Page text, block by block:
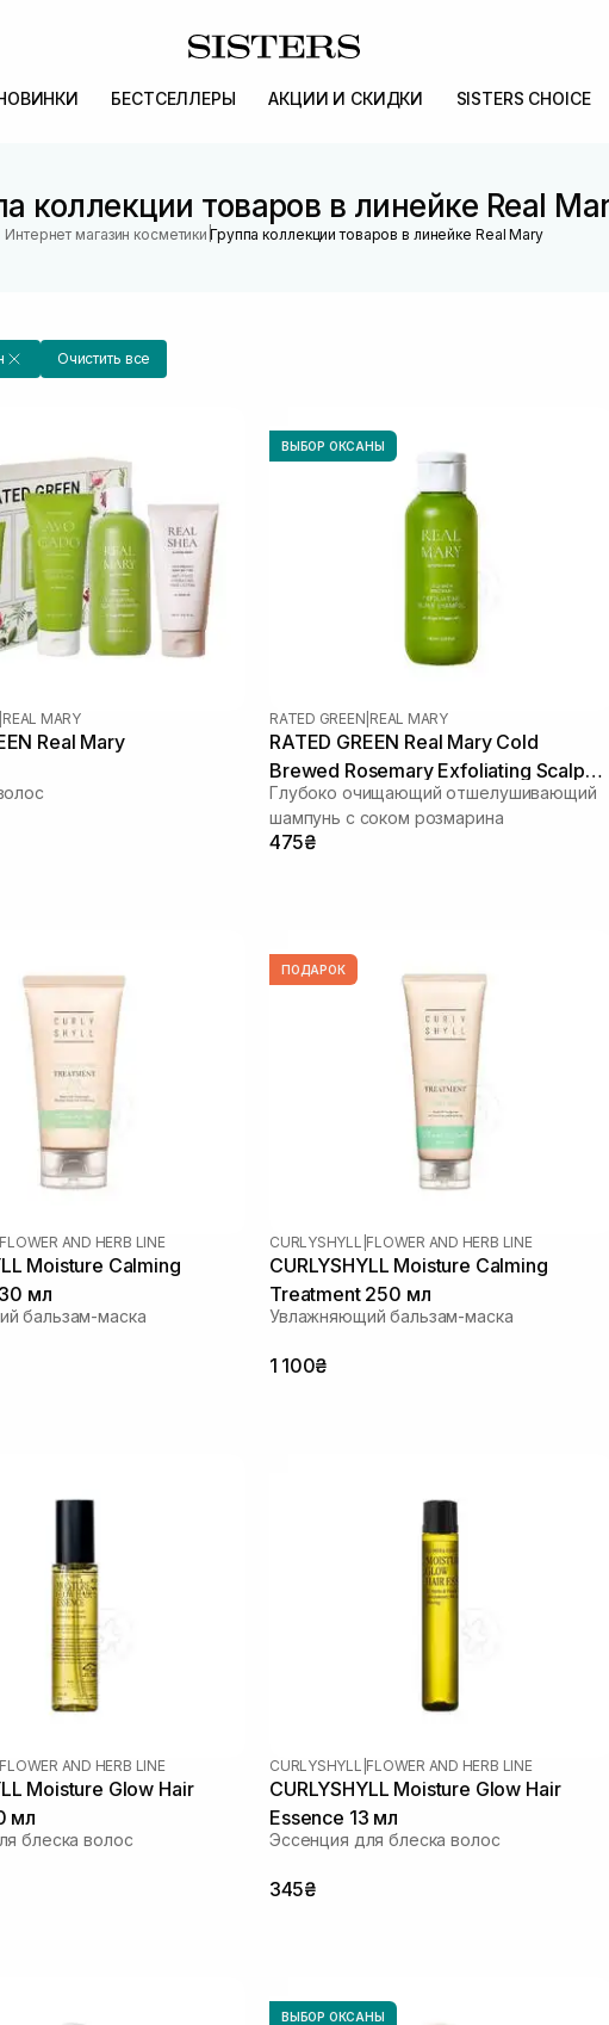
БЕСТСЕЛЛЕРЫ АКЦИИ И СКИДКИ SISTERS CHOICE
коллекции товаров в линейке Real
Интернет магазин косметики |Группа коллекции товаров в линейке Real Mary
Очистить все
REAL MARY
Real Mary
ВЫБОР ОКСАНЫ
RATED GREEN REAL MARY
RATED GREEN Real Mary Cold
Brewed Rosemary Exfoliating Scalp
Shampoo 100 мл
Глубоко очищающий отшелушивающий
шампунь с соком розмарина
475₴
FLOWER AND HERB LINE
Moisture Calming
мл
бальзам-маска
ПОДАРОК
CURLYSHYLL FLOWER AND HERB LINE
CURLYSHYLL Moisture Calming
Treatment 250 мл
Увлажняющий бальзам-маска
1 100₴
FLOWER AND HERB LINE
Moisture Glow Hair
мл
блеска волос
CURLYSHYLL FLOWER AND HERB LINE
CURLYSHYLL Moisture Glow Hair
Essence 13 мл
Эссенция для блеска волос
345₴
ВЫБОР ОКСАНЫ